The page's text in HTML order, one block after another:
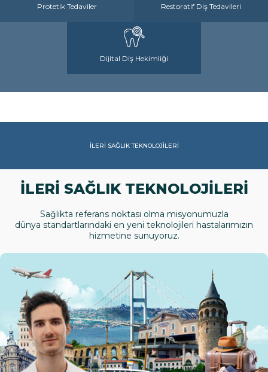
Protetik Tedaviler Restoratif Diş Tedavileri
Dijital Diş Hekimliği
İLERİ SAĞLIK TEKNOLOJİLERİ
İLERİ SAĞLIK TEKNOLOJİLERİ
Sağlıkta referans noktası olma misyonumuzla
dünya standartlarındaki en yeni teknolojileri hastalarımızın
hizmetine sunuyoruz.